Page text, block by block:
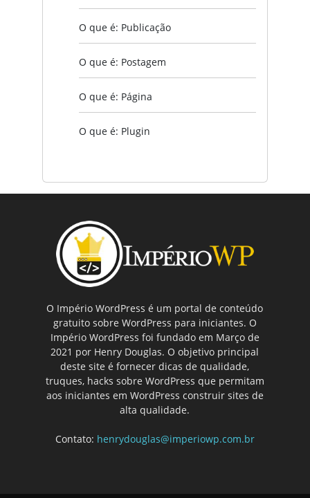
O que é: Publicação
O que é: Postagem
O que é: Página
O que é: Plugin
O Império WordPress é um portal de conteúdo
gratuito sobre WordPress para iniciantes. O
Império WordPress foi fundado em Março de
2021 por Henry Douglas. O objetivo principal
deste site é fornecer dicas de qualidade,
truques, hacks sobre WordPress que permitam
aos iniciantes em WordPress construir sites de
alta qualidade.
Contato: henrydouglas@imperiowp.com.br